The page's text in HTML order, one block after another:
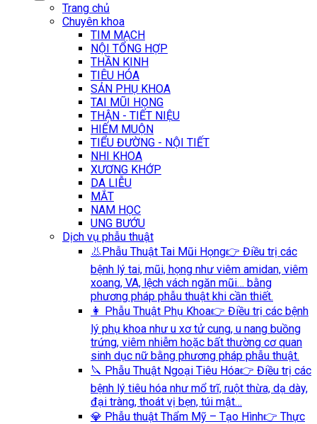
Trang chủ
Chuyên khoa
TIM MẠCH
NỘI TỔNG HỢP
THẦN KINH
TIÊU HÓA
SẢN PHỤ KHOA
TAI MŨI HỌNG
THẬN - TIẾT NIỆU
HIẾM MUỘN
TIỂU ĐƯỜNG - NỘI TIẾT
NHI KHOA
XƯƠNG KHỚP
DA LIỄU
MẮT
NAM HỌC
UNG BƯỚU
Dịch vụ phẫu thuật
👃Phẫu Thuật Tai Mũi Họng👉 Điều trị các
bệnh lý tai, mũi, họng như viêm amidan, viêm
xoang, VA, lệch vách ngăn mũi… bằng
phương pháp phẫu thuật khi cần thiết.
👩 Phẫu Thuật Phụ Khoa👉 Điều trị các bệnh
lý phụ khoa như u xơ tử cung, u nang buồng
trứng, viêm nhiễm hoặc bất thường cơ quan
sinh dục nữ bằng phương pháp phẫu thuật.
🔪 Phẫu Thuật Ngoại Tiêu Hóa👉 Điều trị các
bệnh lý tiêu hóa như mổ trĩ, ruột thừa, dạ dày,
đại tràng, thoát vị bẹn, túi mật…
💎 Phẫu thuật Thẩm Mỹ – Tạo Hình👉 Thực